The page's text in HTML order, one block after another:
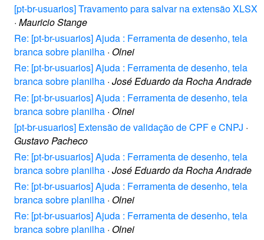
[pt-br-usuarios] Travamento para salvar na extensão XLSX
· Mauricio Stange
Re: [pt-br-usuarios] Ajuda : Ferramenta de desenho, tela
branca sobre planilha · Olnei
Re: [pt-br-usuarios] Ajuda : Ferramenta de desenho, tela
branca sobre planilha · José Eduardo da Rocha Andrade
Re: [pt-br-usuarios] Ajuda : Ferramenta de desenho, tela
branca sobre planilha · Olnei
[pt-br-usuarios] Extensão de validação de CPF e CNPJ ·
Gustavo Pacheco
Re: [pt-br-usuarios] Ajuda : Ferramenta de desenho, tela
branca sobre planilha · José Eduardo da Rocha Andrade
Re: [pt-br-usuarios] Ajuda : Ferramenta de desenho, tela
branca sobre planilha · Olnei
Re: [pt-br-usuarios] Ajuda : Ferramenta de desenho, tela
branca sobre planilha · Olnei